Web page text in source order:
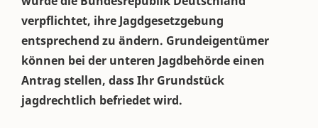
verpflichtet, ihre Jagdgesetzgebung
entsprechend zu ändern. Grundeigentümer
können bei der unteren Jagdbehörde einen
Antrag stellen, dass Ihr Grundstück
jagdrechtlich befriedet wird.